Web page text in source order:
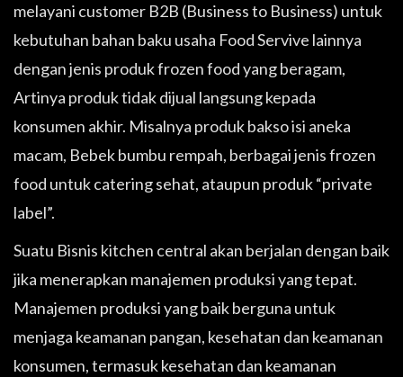
melayani customer B2B (Business to Business) untuk
kebutuhan bahan baku usaha Food Servive lainnya
dengan jenis produk frozen food yang beragam,
Artinya produk tidak dijual langsung kepada
konsumen akhir. Misalnya produk bakso isi aneka
macam, Bebek bumbu rempah, berbagai jenis frozen
food untuk catering sehat, ataupun produk “private
label”.
Suatu Bisnis kitchen central akan berjalan dengan baik
jika menerapkan manajemen produksi yang tepat.
Manajemen produksi yang baik berguna untuk
menjaga keamanan pangan, kesehatan dan keamanan
konsumen, termasuk kesehatan dan keamanan